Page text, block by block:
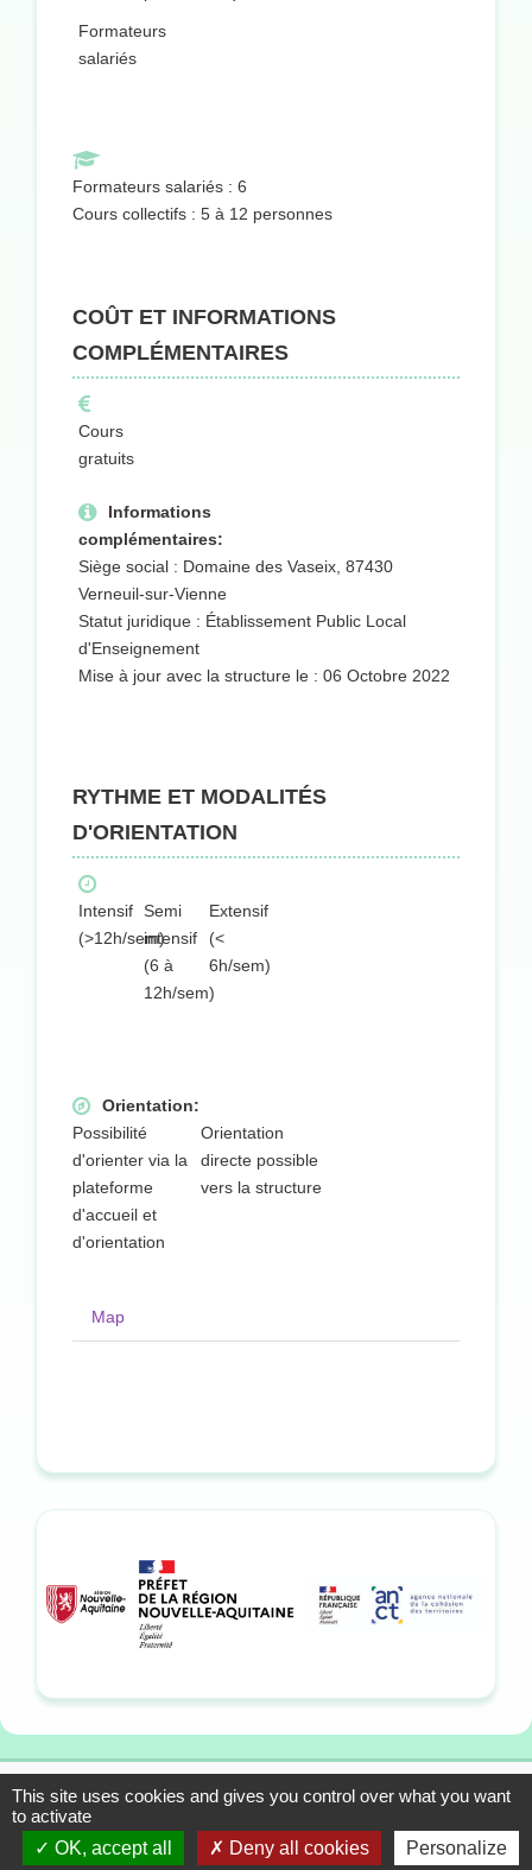
Formateurs
salariés
Formateurs salariés : 6
Cours collectifs : 5 à 12 personnes
COÛT ET INFORMATIONS
COMPLÉMENTAIRES
Cours
gratuits
Informations
complémentaires:
Siège social : Domaine des Vaseix, 87430
Verneuil-sur-Vienne
Statut juridique : Établissement Public Local
d'Enseignement
Mise à jour avec la structure le : 06 Octobre 2022
RYTHME ET MODALITÉS
D'ORIENTATION
Intensif
(>12h/sem)
Semi
intensif
(6 à
12h/sem)
Extensif
(<
6h/sem)
Orientation:
Possibilité
d'orienter via la
plateforme
d'accueil et
d'orientation
Orientation
directe possible
vers la structure
Map
13-15 allée du Colonel
Fabien, 33310 Lormont
Tél. : 05 57 01 56 90
Mentions légales
Plan du site
Contact
This site uses cookies and gives you control over what you want
to activate
OK, accept all
Deny all cookies Personalize